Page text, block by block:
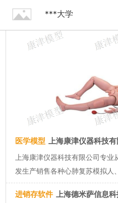
***大学
医学模型 上海康津仪器科技有
上海康津仪器科技有限公司专
发生产销售各种心肺复苏模拟人
体解剖模型、临床医学模型等
科研力量雄厚、对外学术交流集
进销存软件 上海德米萨信息